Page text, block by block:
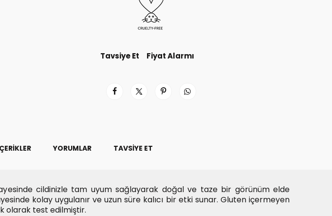
Tavsiye Et Fiyat Alarmı
YORUMLAR TAVSIYE ET
cildinizle tam uyum sağlayarak doğal ve taze bir görünüm elde
kolay uygulanır ve uzun süre kalıcı bir etki sunar. Gluten içermeyen
olarak test edilmiştir.